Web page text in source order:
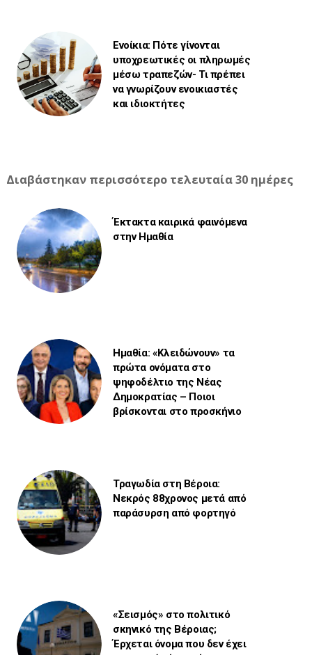
Ενοίκια: Πότε γίνονται
υποχρεωτικές οι πληρωμές
μέσω τραπεζών- Τι πρέπει
να γνωρίζουν ενοικιαστές
και ιδιοκτήτες
Διαβάστηκαν περισσότερο τελευταία 30 ημέρες
Έκτακτα καιρικά φαινόμενα
στην Ημαθία
Ημαθία: «Κλειδώνουν» τα
πρώτα ονόματα στο
ψηφοδέλτιο της Νέας
Δημοκρατίας – Ποιοι
βρίσκονται στο προσκήνιο
Τραγωδία στη Βέροια:
Νεκρός 88χρονος μετά από
παράσυρση από φορτηγό
«Σεισμός» στο πολιτικό
σκηνικό της Βέροιας;
Έρχεται όνομα που δεν έχει